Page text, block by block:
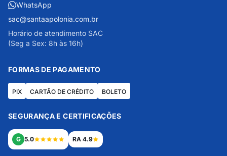
WhatsApp
sac@santaapolonia.com.br
Horário de atendimento SAC
(Seg a Sex: 8h às 16h)
FORMAS DE PAGAMENTO
PIX CARTÃO DE CRÉDITO BOLETO
SEGURANÇA E CERTIFICAÇÕES
G 5.0 RA 4.9